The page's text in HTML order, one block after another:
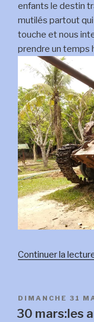
enfants le destin
mutilés partout
touche et nous
prendre un temps
Continuer la
PUBLIÉ
LE
DIMANCHE 31
30 mars:les